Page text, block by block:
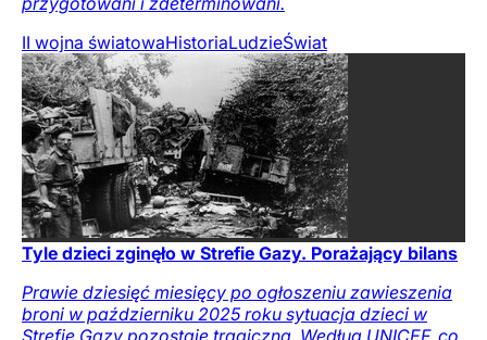
II wojna światowaHistoriaLudzieŚwiat
Tyle dzieci zginęło w Strefie Gazy. Porażający bilans
Prawie dziesięć miesięcy po ogłoszeniu zawieszenia
broni w październiku 2025 roku sytuacja dzieci w
Strefie Gazy pozostaje tragiczna. Według UNICEF, co